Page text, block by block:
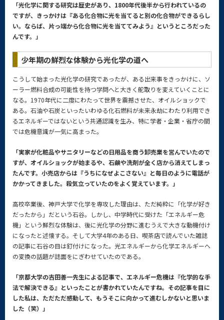
「光化学に関する研究は歴史があり、1800年代後半から行われているの
ですが、きっかけは『ある化合物に光を当てると別の化合物ができるらし
い。ならば、片っ端から化合物に光を当ててみよう』というところだった
んです。」
少年期の鮮烈な体験から光化学の道へ
こうして始まった光化学の研究であったが、ある出来事をきっかけに、ソ
ーラー燃料合成の可能性を持つ学問へと大きく舵取りを変えていくことに
なる。1970年代に二度にわたって世界を震撼させた、オイルショックで
ある。石油や石炭といったいわゆる化石燃料が未来永劫にわたり利用でき
るエネルギーではないという共通認識を生み、特に学者・企業・省庁の間
では危機意識が一気に高まった。
「実家が化粧品やサニタリーなどの日用品を商う卸売業を営んでいたので
すが、オイルショックが始まるや、石鹸や洗剤が全く店から消えてしまっ
たんです。小売店からは『うちになぜよこさない』と毎日のように電話が
かかってきました。殺気立っていたのをよく覚えています。」
高校卒業後、神戸大学で化学を専攻した理由は、ただ純粋に「化学が好き
だったから」だという石谷。しかし、中学時代に受けた「エネルギー危
機」という鮮烈な体験は、後に光化学の分野に進むうえで大きな動機付け
になったと述懐する。そして大学4年のある日、喫茶店で読んでいた雑誌
の記事に石谷の目は釘付けになった。光エネルギーから化学エネルギーへ
の変換の話題が誌面をにぎわせていたのである。
「京都大学の吉田善一先生による記事で、エネルギー危機は『化学的な手
法で解決できる』といったことが書かれていたんですね。その記事を目に
した私は、ただただ感動して、もうそこに向かって進むしかないと思いま
した（笑）」